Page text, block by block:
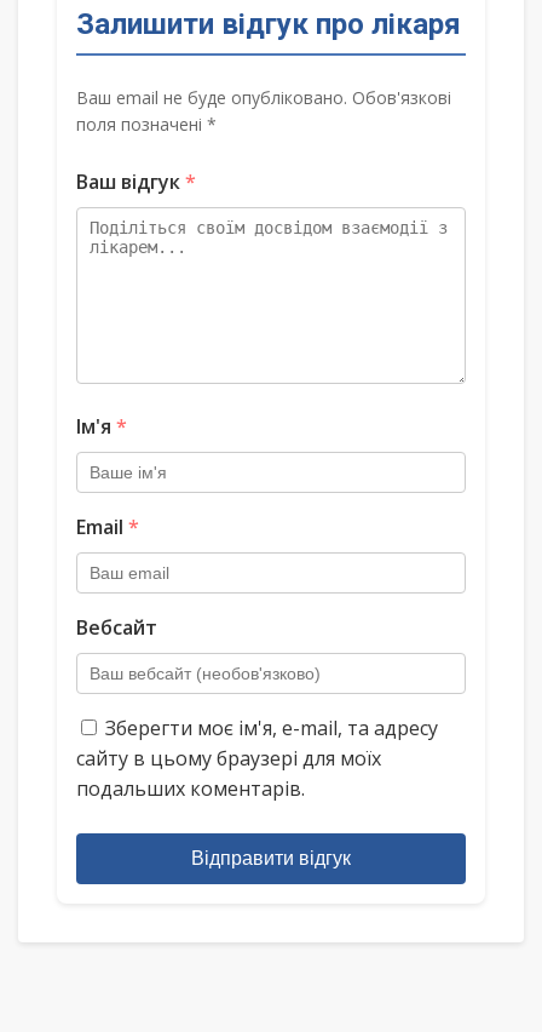
Залишити відгук про лікаря
Ваш email не буде опубліковано. Обов'язкові
поля позначені *
Ваш відгук*
Ім'я *
Email *
Вебсайт
Зберегти моє ім'я, e-mail, та адресу
сайту в цьому браузері для моїх
подальших коментарів.
Відправити відгук